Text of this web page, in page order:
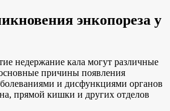
энкопореза у
недержание кала могут различные
причины появления
и дисфункциями органов
прямой кишки и других отделов